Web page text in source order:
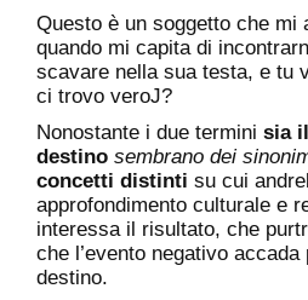
Questo è un soggetto che mi
quando mi capita di
scavare nella sua testa, e tu
ci trovo veroJ?
Nonostante i due termini sia
destino sembrano dei
concetti distinti su cui
approfondimento culturale e
interessa il risultato, che
che l’evento negativo
destino.